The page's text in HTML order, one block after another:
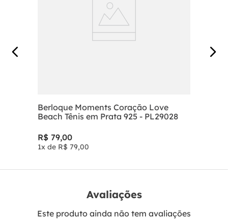
Berloque Moments Coração Love
Beach Tênis em Prata 925 - PL29028
R$ 79,00
1x de R$ 79,00
Avaliações
Este produto ainda não tem avaliações